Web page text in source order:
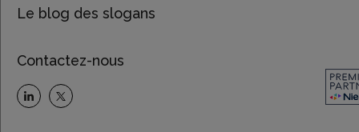
Le blog des slogans
Contactez-nous